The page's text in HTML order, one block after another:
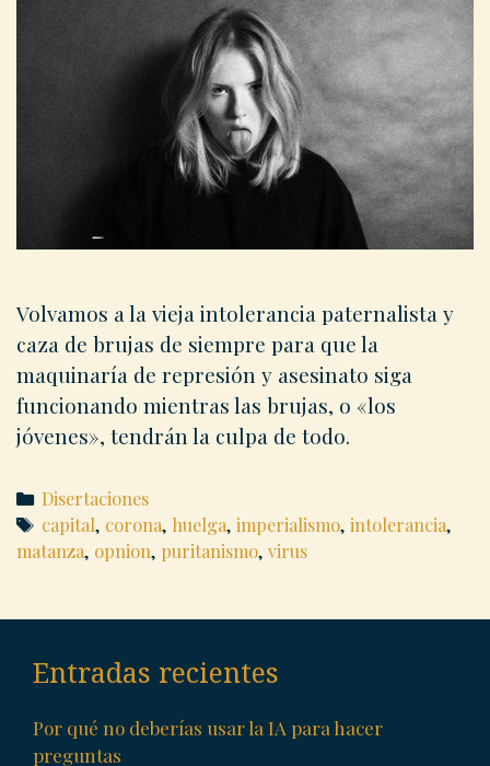
Volvamos a la vieja intolerancia paternalista y
caza de brujas de siempre para que la
maquinaría de represión y asesinato siga
funcionando mientras las brujas, o «los
jóvenes», tendrán la culpa de todo.
Categories
Disertaciones
Tags
capital, corona, huelga, imperialismo, intolerancia,
matanza, opnion, puritanismo, virus
Entradas recientes
Por qué no deberías usar la IA para hacer
preguntas